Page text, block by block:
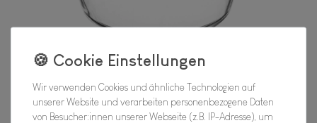
Wir verwenden Cookies und ähnliche Technologien auf
unserer Website und verarbeiten personenbezogene Daten
von Besucher:innen unserer Webseite (z.B. IP-Adresse), um